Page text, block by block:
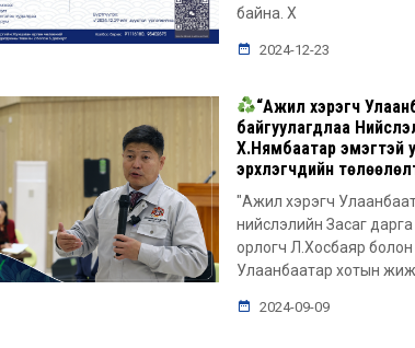
байна. Х
2024-12-23
“Ажил хэрэгч
байгуулагдлаа
Х.Нямбаатар эмэгтэй
эрхлэгчдийн
"Ажил хэрэгч
нийслэлийн Засаг
орлогч Л.Хосбаяр
Улаанбаатар хотын
2024-09-09